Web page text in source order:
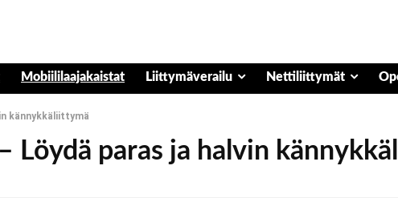
Mobiililaajakaistat Liittymäverailu Nettiliittymät
kännykkäliittymä
Löydä paras ja halvin